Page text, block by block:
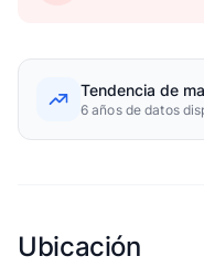
Tendencia de
6 años de datos
Ubicación